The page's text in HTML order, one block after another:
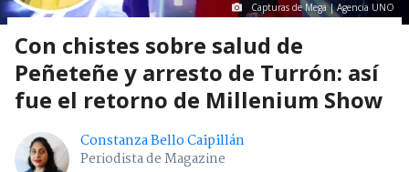
Capturas de Mega | Agencia UNO
Con chistes sobre salud de
Peñeteñe y arresto de Turrón: así
fue el retorno de Millenium Show
Constanza Bello Caipillán
Periodista de Magazine